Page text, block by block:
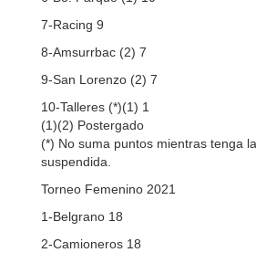
7-Racing 9
8-Amsurrbac (2) 7
9-San Lorenzo (2) 7
10-Talleres (*)(1) 1
(1)(2) Postergado
(*) No suma puntos mientras tenga
suspendida.
Torneo Femenino 2021
1-Belgrano 18
2-Camioneros 18